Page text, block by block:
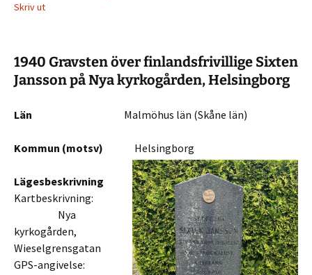
Skriv ut
1940 Gravsten över finlandsfrivillige Sixten
Jansson på Nya kyrkogården, Helsingborg
Län Malmöhus län (Skåne län)
Kommun (motsv) Helsingborg
Lägesbeskrivning
Kartbeskrivning:
Nya
kyrkogården,
Wieselgrensgatan
GPS-angivelse: